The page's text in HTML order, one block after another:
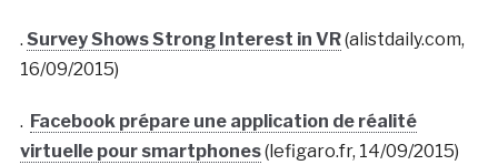
. Survey Shows Strong Interest in VR(alistdaily.com,
16/09/2015)
. Facebook prépare une application de réalité
virtuelle pour smartphones(lefigaro.fr, 14/09/2015)